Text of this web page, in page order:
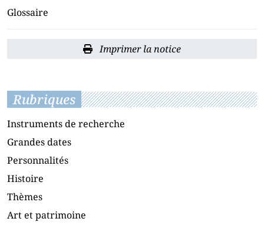
Glossaire
Imprimer la notice
Rubriques
Instruments de recherche
Grandes dates
Personnalités
Histoire
Thèmes
Art et patrimoine